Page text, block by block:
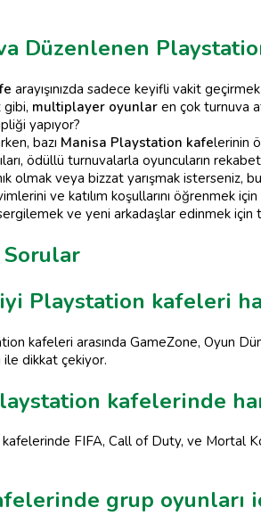
Düzenlenen
arayışınızda sadece keyifli vakit
multiplayer oyunlar en çok turnuva
yapıyor?
bazı Manisa Playstation kafelerinin
ödüllü turnuvalarla oyuncuların
olmak veya bizzat yarışmak isterseniz,
ve katılım koşullarını öğrenmek için
ve yeni arkadaşlar edinmek için
Sorular
Playstation kafeleri
kafeleri arasında GameZone, Oyun
dikkat çekiyor.
kafelerinde
FIFA, Call of Duty, ve Mortal
grup oyunları